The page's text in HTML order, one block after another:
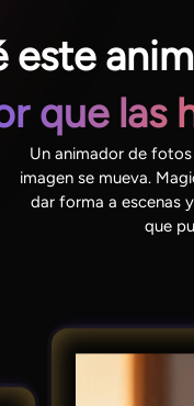
este
que las
Un animador de
imagen se mueva.
dar forma a escenas
que